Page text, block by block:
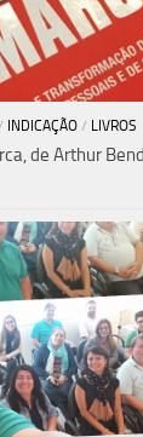
INDICAÇÃO / LIVROS
de Arthur